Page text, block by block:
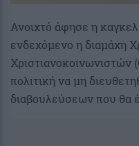
Ανοιχτό άφησε η
ενδεχόμενο η διαμάχη
Χριστιανοκοινωνιστών
πολιτική να μη
διαβουλεύσεων που θα